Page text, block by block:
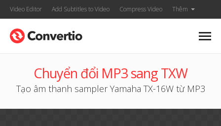
Video Editor Add Subtitles to Video Compress Video Thêm
Chuyển đổi MP3 sang TXW
Tạo âm thanh sampler Yamaha TX-16W từ MP3